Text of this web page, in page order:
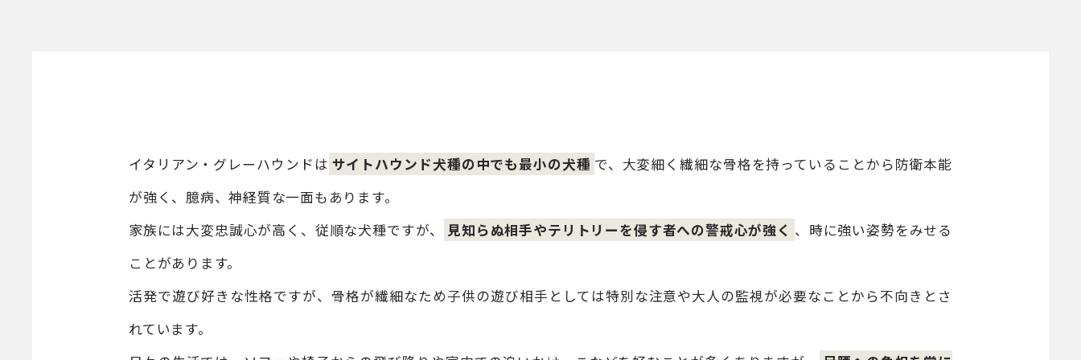
イタリアン・グレーハウンドは サイトハウンド犬種の中でも最小の犬種 で、大変細く繊細な骨格を持っていることから防衛本能
が強く、臆病、神経質な一面もあります。
家族には大変忠誠心が高く、従順な犬種ですが、
見知らぬ相手やテリトリーを侵す者への警戒心が強く 、時に強い姿勢をみせる
ことがあります。
活発で遊び好きな性格ですが、骨格が繊細なため子供の遊び相手としては特別な注意や大人の監視が必要なことから不向きとさ
れています。